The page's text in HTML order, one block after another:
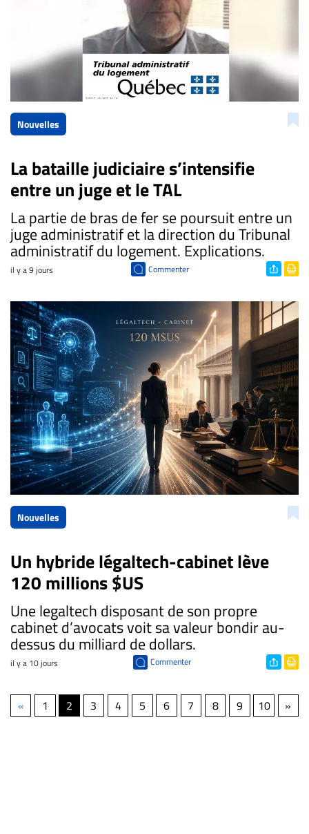
Nouvelles
La bataille judiciaire s’intensifie
entre un juge et le TAL
​La partie de bras de fer se poursuit entre un
juge administratif et la direction du Tribunal
administratif du logement. Explications.
il y a 9 jours Commenter
Nouvelles
Un hybride légaltech-cabinet lève
120 millions $US
Une legaltech disposant de son propre
cabinet d’avocats voit sa valeur bondir au-
dessus du milliard de dollars.
il y a 10 jours Commenter
« 1 2 3 4 5 6 7 8 9 10 »